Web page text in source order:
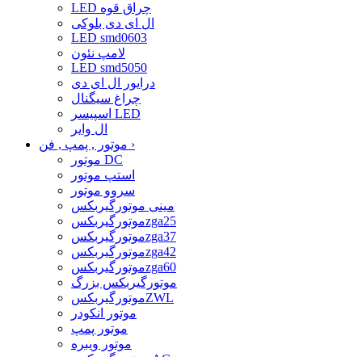
LED چراق قوه
ال ای دی بلوکی
LED smd0603
لامپ نئون
LED smd5050
درایور ال ای دی
چراغ سیگنال
اسپیسر LED
ال وایر
›
موتور DC
استپ موتور
سروو موتور
مینی موتورگیربکس
موتورگیربکسzga25
موتورگیربکسzga37
موتورگیربکسzga42
موتورگیربکسzga60
موتورگیربکس بزرگ
موتورگیربکسZWL
موتور انکودر
موتور پمپ
موتور ویبره